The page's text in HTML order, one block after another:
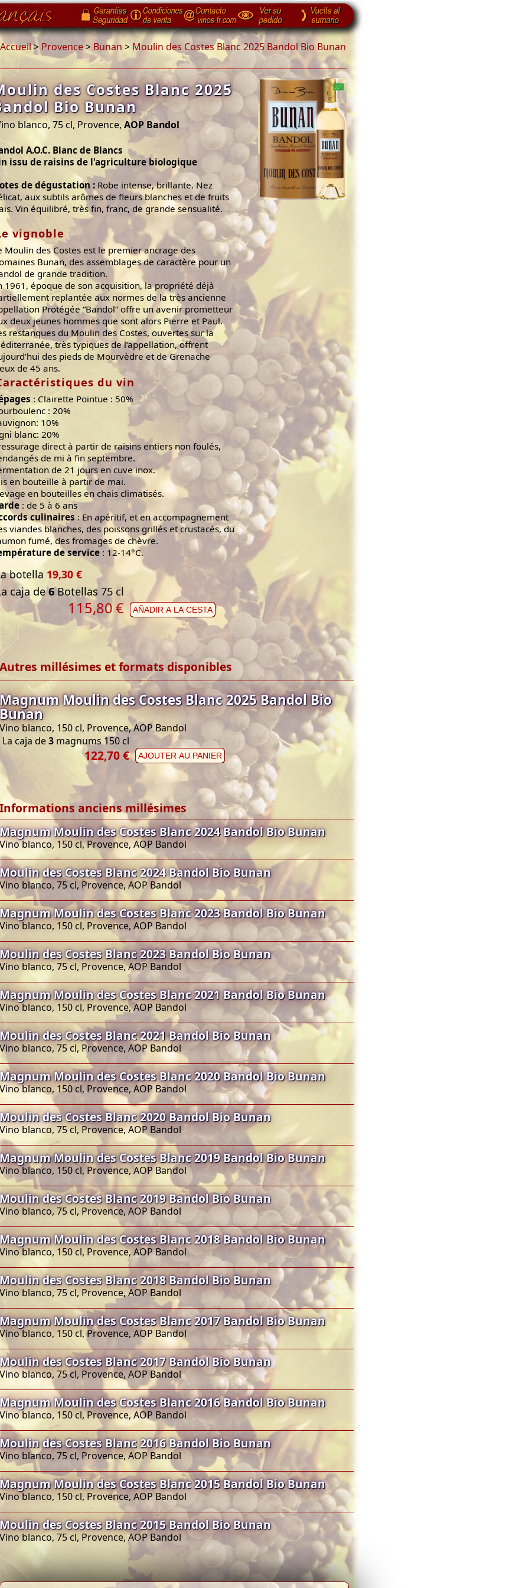
Accueil>Provence> Bunan > Moulin des Costes Blanc 2025 Bandol Bio Bunan
des Costes Blanc 2025
Bio Bunan
blanco, 75 cl, Provence, AOP Bandol
A.O.C. Blanc de Blancs
issu de raisins de l'agriculture biologique
de dégustation : Robe intense, brillante. Nez
aux subtils arômes de fleurs blanches et de fruits
Vin équilibré, très fin, franc, de grande sensualité.
vignoble
Moulin des Costes est le premier ancrage des
Bunan, des assemblages de caractère pour un
de grande tradition.
1961, époque de son acquisition, la propriété déjà
replantée aux normes de la très ancienne
Protégée “Bandol“ offre un avenir prometteur
deux jeunes hommes que sont alors Pierre et Paul.
restanques du Moulin des Costes, ouvertes sur la
très typiques de l’appellation, offrent
des pieds de Mourvèdre et de Grenache
de 45 ans.
du vin
: Clairette Pointue : 50%
: 20%
10%
blanc: 20%
direct à partir de raisins entiers non foulés,
de mi à fin septembre.
de 21 jours en cuve inox.
en bouteille à partir de mai.
en bouteilles en chais climatisés.
: de 5 à 6 ans
culinaires : En apéritif, et en accompagnement
viandes blanches, des poissons grillés et crustacés, du
fumé, des fromages de chèvre.
de service : 12-14°C.
botella 19,30 €
caja de6Botellas 75 cl
115,80€ AÑADIR A LA CESTA
Autres millésimes et formats disponibles
Magnum Moulin des Costes Blanc 2025 Bandol Bio
Bunan
Vino blanco, 150 cl, Provence, AOP Bandol
La caja de3 magnums 150 cl
122,70 € AJOUTER AU PANIER
Informations anciens millésimes
Magnum Moulin des Costes Blanc 2024 Bandol Bio Bunan
Vino blanco, 150 cl, Provence, AOP Bandol
Moulin des Costes Blanc 2024 Bandol Bio Bunan
Vino blanco, 75 cl, Provence, AOP Bandol
Magnum Moulin des Costes Blanc 2023 Bandol Bio Bunan
Vino blanco, 150 cl, Provence, AOP Bandol
Moulin des Costes Blanc 2023 Bandol Bio Bunan
Vino blanco, 75 cl, Provence, AOP Bandol
Magnum Moulin des Costes Blanc 2021 Bandol Bio Bunan
Vino blanco, 150 cl, Provence, AOP Bandol
Moulin des Costes Blanc 2021 Bandol Bio Bunan
Vino blanco, 75 cl, Provence, AOP Bandol
Magnum Moulin des Costes Blanc 2020 Bandol Bio Bunan
Vino blanco, 150 cl, Provence, AOP Bandol
Moulin des Costes Blanc 2020 Bandol Bio Bunan
Vino blanco, 75 cl, Provence, AOP Bandol
Magnum Moulin des Costes Blanc 2019 Bandol Bio Bunan
Vino blanco, 150 cl, Provence, AOP Bandol
Moulin des Costes Blanc 2019 Bandol Bio Bunan
Vino blanco, 75 cl, Provence, AOP Bandol
Magnum Moulin des Costes Blanc 2018 Bandol Bio Bunan
Vino blanco, 150 cl, Provence, AOP Bandol
Moulin des Costes Blanc 2018 Bandol Bio Bunan
Vino blanco, 75 cl, Provence, AOP Bandol
Magnum Moulin des Costes Blanc 2017 Bandol Bio Bunan
Vino blanco, 150 cl, Provence, AOP Bandol
Moulin des Costes Blanc 2017 Bandol Bio Bunan
Vino blanco, 75 cl, Provence, AOP Bandol
Magnum Moulin des Costes Blanc 2016 Bandol Bio Bunan
Vino blanco, 150 cl, Provence, AOP Bandol
Moulin des Costes Blanc 2016 Bandol Bio Bunan
Vino blanco, 75 cl, Provence, AOP Bandol
Magnum Moulin des Costes Blanc 2015 Bandol Bio Bunan
Vino blanco, 150 cl, Provence, AOP Bandol
Moulin des Costes Blanc 2015 Bandol Bio Bunan
Vino blanco, 75 cl, Provence, AOP Bandol